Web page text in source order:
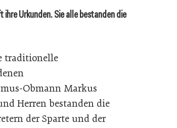
ihre Urkunden. Sie alle bestanden die
traditionelle
Obmann Markus
Herren bestanden die
der Sparte und der